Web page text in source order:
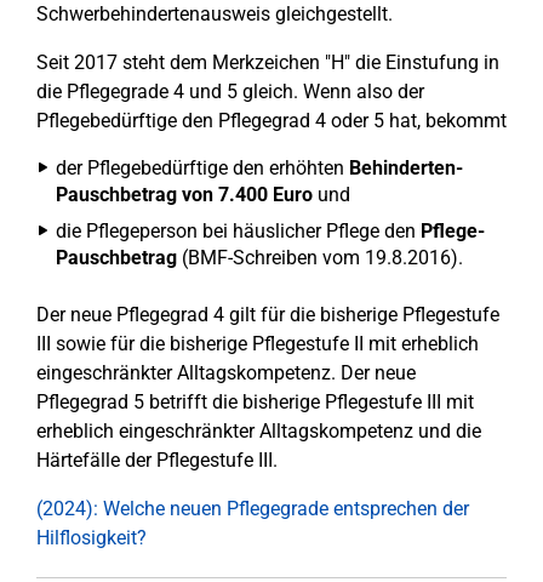
Schwerbehindertenausweis gleichgestellt.
Seit 2017 steht dem Merkzeichen "H" die Einstufung in
die Pflegegrade 4 und 5 gleich. Wenn also der
Pflegebedürftige den Pflegegrad 4 oder 5 hat, bekommt
der Pflegebedürftige den erhöhten Behinderten-
Pauschbetrag von 7.400 Euro und
die Pflegeperson bei häuslicher Pflege den Pflege-
Pauschbetrag (BMF-Schreiben vom 19.8.2016).
Der neue Pflegegrad 4 gilt für die bisherige Pflegestufe
III sowie für die bisherige Pflegestufe II mit erheblich
eingeschränkter Alltagskompetenz. Der neue
Pflegegrad 5 betrifft die bisherige Pflegestufe III mit
erheblich eingeschränkter Alltagskompetenz und die
Härtefälle der Pflegestufe III.
(2024): Welche neuen Pflegegrade entsprechen der
Hilflosigkeit?